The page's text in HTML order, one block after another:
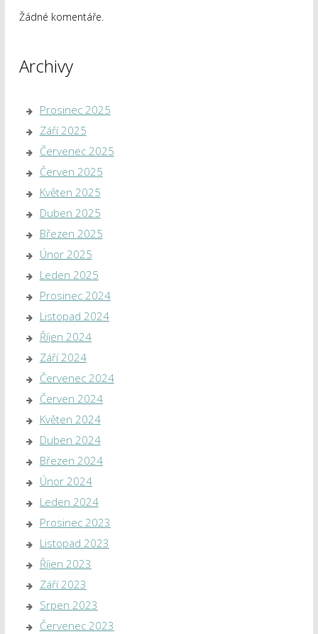
Žádné komentáře.
Archivy
Prosinec 2025
Září 2025
Červenec 2025
Červen 2025
Květen 2025
Duben 2025
Březen 2025
Únor 2025
Leden 2025
Prosinec 2024
Listopad 2024
Říjen 2024
Září 2024
Červenec 2024
Červen 2024
Květen 2024
Duben 2024
Březen 2024
Únor 2024
Leden 2024
Prosinec 2023
Listopad 2023
Říjen 2023
Září 2023
Srpen 2023
Červenec 2023